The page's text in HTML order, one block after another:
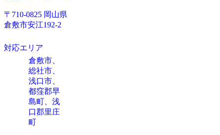
〒710-0825 岡山県
倉敷市安江192-2
対応エリア
倉敷市、
総社市、
浅口市、
都窪郡早
島町、浅
口郡里庄
町